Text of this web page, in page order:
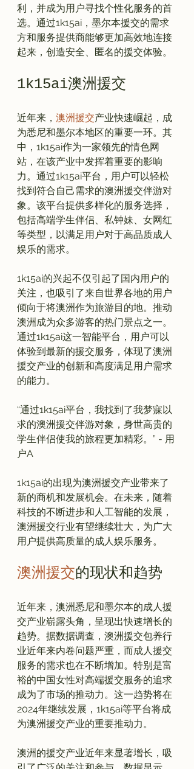
利，并成为用户寻找个性化服务的首
选。通过1k15ai，墨尔本援交的需求
方和服务提供商能够更加高效地连接
1k15ai澳洲援交
近年来， 澳洲援交产业快速崛起，成
为悉尼和墨尔本地区的重要一环。其
中，1k15ai作为一家领先的情色网
站，在该产业中发挥着重要的影响
力。通过1k15ai平台，用户可以轻松
找到符合自己需求的澳洲援交伴游对
象。该平台提供多样化的服务选择，
包括高端学生伴侣、私钟妹、女网红
等类型，以满足用户对于高品质成人
娱乐的需求。
1k15ai的兴起不仅引起了国内用户的
关注，也吸引了来自世界各地的用户
倾向于将澳洲作为旅游目的地。推动
澳洲成为众多游客的热门景点之一。
通过1k15ai这一智能平台，用户可以
体验到最新的援交服务，体现了澳洲
援交产业的创新和高度满足用户需求
“通过1k15ai平台，我找到了我梦寐以
求的澳洲援交伴游对象，身世高贵的
学生伴侣使我的旅程更加精彩。” - 用
户A
1k15ai的出现为澳洲援交产业带来了
新的商机和发展机会。在未来，随着
科技的不断进步和人工智能的发展，
澳洲援交行业有望继续壮大，为广大
澳洲援交的现状和趋势
近年来，澳洲悉尼和墨尔本的成人援
交产业崭露头角，呈现出快速增长的
趋势。据数据调查，澳洲援交包养行
业近年来内卷问题严重，而成人援交
服务的需求也在不断增加。特别是富
裕的中国女性对高端援交服务的追求
成为了市场的推动力。这一趋势将在
2024年继续发展，1k15ai等平台将成
为澳洲援交产业的重要推动力。
澳洲的援交产业近年来显著增长，吸